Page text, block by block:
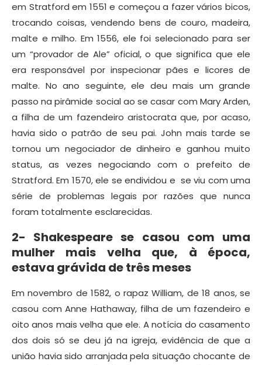
em Stratford em 1551 e começou a fazer vários bicos,
trocando coisas, vendendo bens de couro, madeira,
malte e milho. Em 1556, ele foi selecionado para ser
um “provador de Ale” oficial, o que significa que ele
era responsável por inspecionar pães e licores de
malte. No ano seguinte, ele deu mais um grande
passo na pirâmide social ao se casar com Mary Arden,
a filha de um fazendeiro aristocrata que, por acaso,
havia sido o patrão de seu pai. John mais tarde se
tornou um negociador de dinheiro e ganhou muito
status, as vezes negociando com o prefeito de
Stratford. Em 1570, ele se endividou e se viu com uma
série de problemas legais por razões que nunca
foram totalmente esclarecidas.
2- Shakespeare se casou com uma
mulher mais velha que, à época,
estava grávida de três meses
Em novembro de 1582, o rapaz William, de 18 anos, se
casou com Anne Hathaway, filha de um fazendeiro e
oito anos mais velha que ele. A notícia do casamento
dos dois só se deu já na igreja, evidência de que a
união havia sido arranjada pela situação chocante de